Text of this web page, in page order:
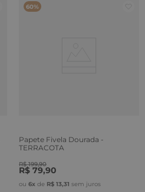
60%
Papete Fivela Dourada -
TERRACOTA
R$ 199,90
R$ 79,90
ou 6x de R$ 13,31 sem juros